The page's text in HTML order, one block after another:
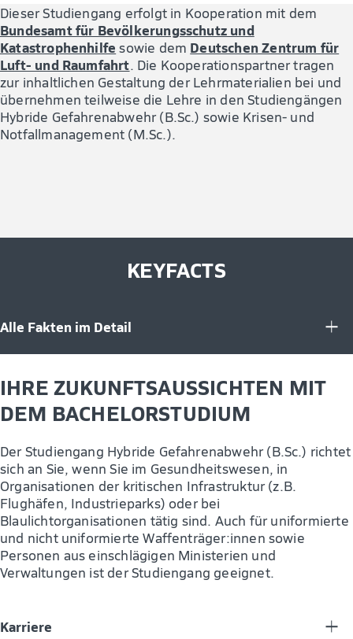
Dieser Studiengang erfolgt in Kooperation mit dem
Bundesamt für Bevölkerungsschutz und
Katastrophenhilfe sowie dem Deutschen Zentrum für
Luft- und Raumfahrt. Die Kooperationspartner tragen
zur inhaltlichen Gestaltung der Lehrmaterialien bei und
übernehmen teilweise die Lehre in den Studiengängen
Hybride Gefahrenabwehr (B.Sc.) sowie Krisen- und
Notfallmanagement (M.Sc.).
KEYFACTS
Alle Fakten im Detail
IHRE ZUKUNFTSAUSSICHTEN MIT
DEM BACHELORSTUDIUM
Der Studiengang Hybride Gefahrenabwehr (B.Sc.) richtet
sich an Sie, wenn Sie im Gesundheitswesen, in
Organisationen der kritischen Infrastruktur (z.B.
Flughäfen, Industrieparks) oder bei
Blaulichtorganisationen tätig sind. Auch für uniformierte
und nicht uniformierte Waffenträger:innen sowie
Personen aus einschlägigen Ministerien und
Verwaltungen ist der Studiengang geeignet.
Karriere